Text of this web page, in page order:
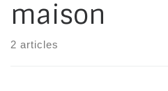
maison
2 articles